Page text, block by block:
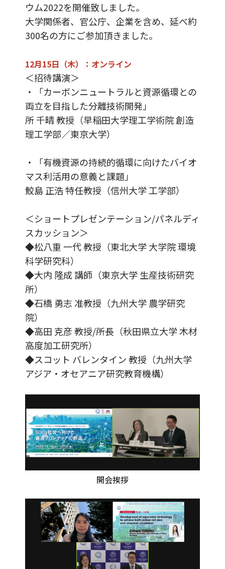
ウム2022を開催致しました。
大学関係者、官公庁、企業を含め、延べ約
300名の方にご参加頂きました。
12月15日（木）：オンライン
＜招待講演＞
・「カーボンニュートラルと資源循環との
両立を目指した分離技術開発」
所 千晴 教授（早稲田大学理工学術院 創造
理工学部／東京大学）
・「有機資源の持続的循環に向けたバイオ
マス利活用の意義と課題」
鮫島 正浩 特任教授（信州大学 工学部）
＜ショートプレゼンテーション/パネルディ
スカッション＞
◆松八重 一代 教授（東北大学 大学院 環境
科学研究科）
◆大内 隆成 講師（東京大学 生産技術研究
所）
◆石橋 勇志 准教授（九州大学 農学研究
院）
◆高田 克彦 教授/所長（秋田県立大学 木材
高度加工研究所）
◆スコット バレンタイン 教授（九州大学
アジア・オセアニア研究教育機構）
開会挨拶